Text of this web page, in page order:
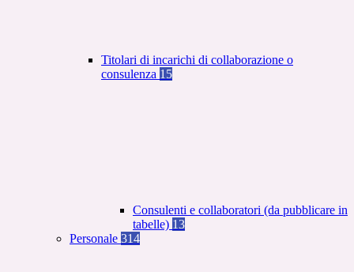
Titolari di incarichi di collaborazione o
consulenza 15
Consulenti e collaboratori (da pubblicare in
tabelle) 13
Personale 314